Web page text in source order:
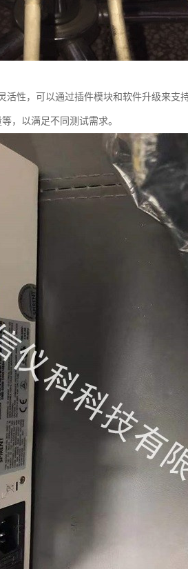
活性，可以通过插件模块和软件升级来
，以满足不同测试需求。